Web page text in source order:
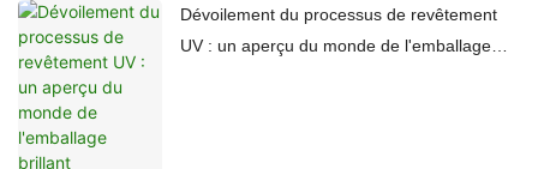
Dévoilement du processus de revêtement
UV : un aperçu du monde de l'emballage